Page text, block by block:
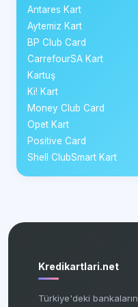
Antares Kart
Aytemiz Kart
BP Club Card
CarrefourSA Kart
Kartuş
Ki! Kart
Money Club Card
Opet Kart
Positive Card
Shell ClubSmart Kart
Kredikartlari.net
Türkiye'deki bankaların